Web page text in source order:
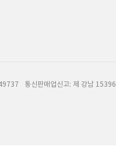
통신판매업신고: 제 강남 15396